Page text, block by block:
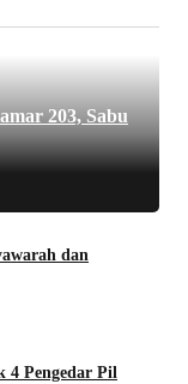
203, Sabu
dan
4 Pengedar Pil